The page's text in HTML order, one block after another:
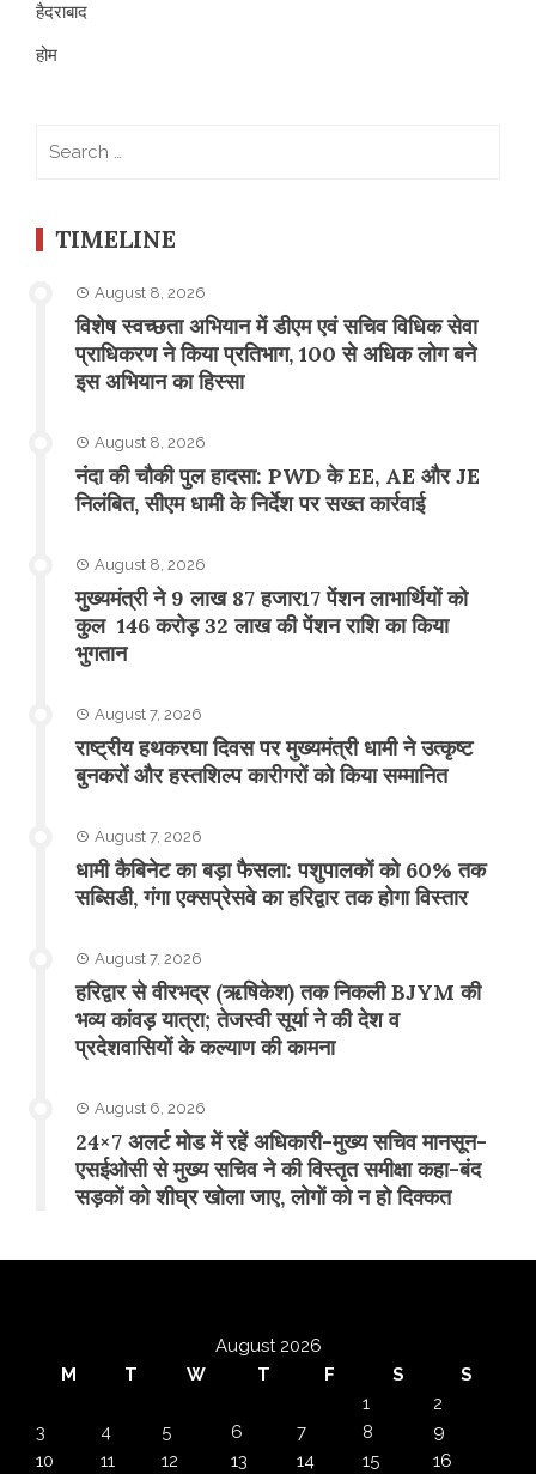
हैदराबाद
होम
TIMELINE
August 8, 2026
विशेष स्वच्छता अभियान में डीएम एवं सचिव विधिक सेवा
प्राधिकरण ने किया प्रतिभाग, 100 से अधिक लोग बने
इस अभियान का हिस्सा
August 8, 2026
नंदा की चौकी पुल हादसा: PWD के EE, AE और JE
निलंबित, सीएम धामी के निर्देश पर सख्त कार्रवाई
August 8, 2026
मुख्यमंत्री ने 9 लाख 87 हजार17 पेंशन लाभार्थियों को
कुल 146 करोड़ 32 लाख की पेंशन राशि का किया
भुगतान
August 7, 2026
राष्ट्रीय हथकरघा दिवस पर मुख्यमंत्री धामी ने उत्कृष्ट
बुनकरों और हस्तशिल्प कारीगरों को किया सम्मानित
August 7, 2026
​धामी कैबिनेट का बड़ा फैसला: पशुपालकों को 60% तक
सब्सिडी, गंगा एक्सप्रेसवे का हरिद्वार तक होगा विस्तार
August 7, 2026
​हरिद्वार से वीरभद्र (ऋषिकेश) तक निकली BJYM की
भव्य कांवड़ यात्रा; तेजस्वी सूर्या ने की देश व
प्रदेशवासियों के कल्याण की कामना
August 6, 2026
24×7 अलर्ट मोड में रहें अधिकारी-मुख्य सचिव मानसून-
एसईओसी से मुख्य सचिव ने की विस्तृत समीक्षा कहा-बंद
सड़कों को शीघ्र खोला जाए, लोगों को न हो दिक्कत
August 2026
M
T W T F S
S
1
2
3
4 5 6 7 8
9
10
11 12 13 14 15
16